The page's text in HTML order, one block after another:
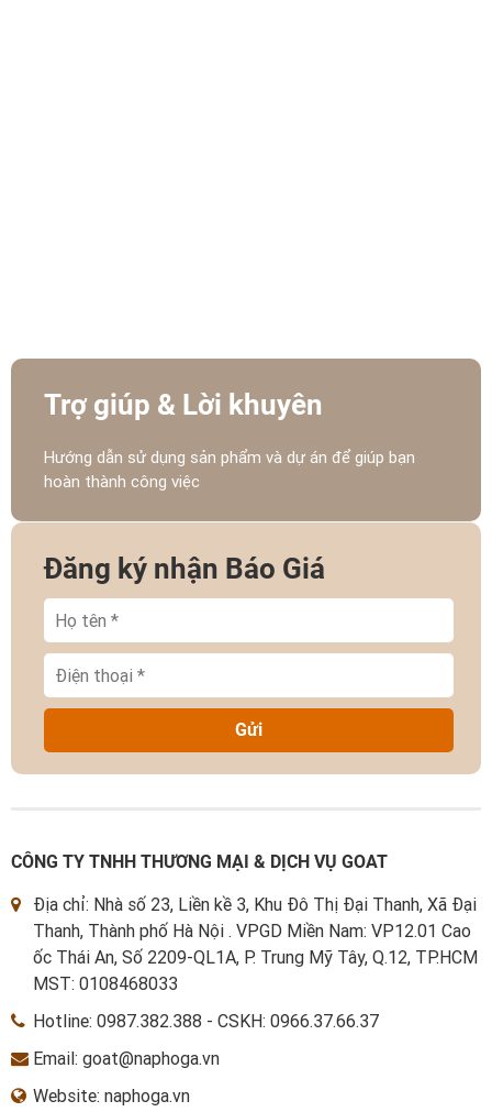
Trợ giúp & Lời khuyên
Hướng dẫn sử dụng sản phẩm và dự án để giúp bạn
hoàn thành công việc
Đăng ký nhận Báo Giá
Gửi
CÔNG TY TNHH THƯƠNG MẠI & DỊCH VỤ GOAT
Địa chỉ: Nhà số 23, Liền kề 3, Khu Đô Thị Đại Thanh, Xã Đại
Thanh, Thành phố Hà Nội . VPGD Miền Nam: VP12.01 Cao
ốc Thái An, Số 2209-QL1A, P. Trung Mỹ Tây, Q.12, TP.HCM
MST: 0108468033
Hotline: 0987.382.388 - CSKH: 0966.37.66.37
Email: goat@naphoga.vn
Website: naphoga.vn